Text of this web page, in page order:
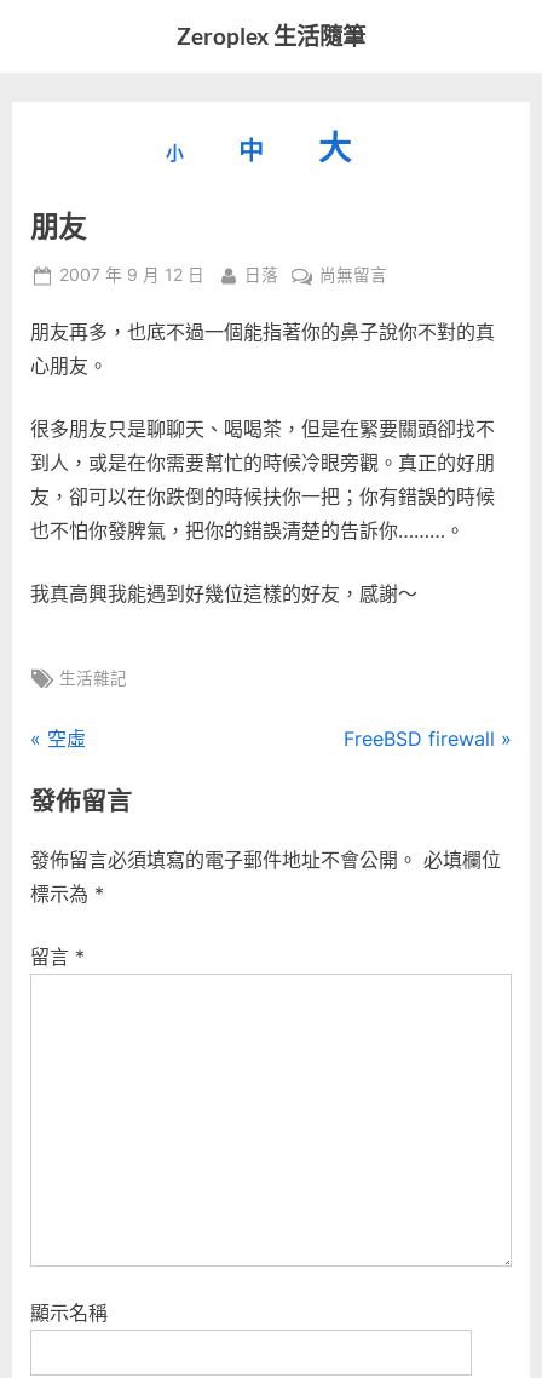
Zeroplex 生活隨筆
發
事
小
小。
中
重
型
大
大
字
型
小。
朋友
Posted
2007 年 9 月 12 日 By
日落
在
友〉
尚無留言
朋友再多，也底不過一個能指著你的鼻子說你不對的真
心朋友。
很多朋友只是聊聊天、喝喝茶，但是在緊要關頭卻找不
到人，或是在你需要幫忙的時候冷眼旁觀。真正的好朋
友，卻可以在你跌倒的時候扶你一把；你有錯誤的時候
也不怕你發脾氣，把你的錯誤清楚的告訴你………。
我真高興我能遇到好幾位這樣的好友，感謝～
Tags:
生活雜記
文
章
導
覽
P
e
i
o
s
空虛
N
P
t
FreeBSD firewall
發佈留言
發佈留言必須填寫的電子郵件地址不會公開。 必填欄位
標示為 *
留言 *
顯示名稱